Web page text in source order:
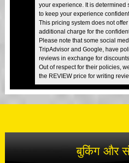
your experience. It is determined
to keep your experience
This pricing system does not
additional charge for the
Please note that some social
TripAdvisor and Google, have
reviews in exchange for discounts.
Out of respect for their policies,
the REVIEW price for writing
बुकिंग और